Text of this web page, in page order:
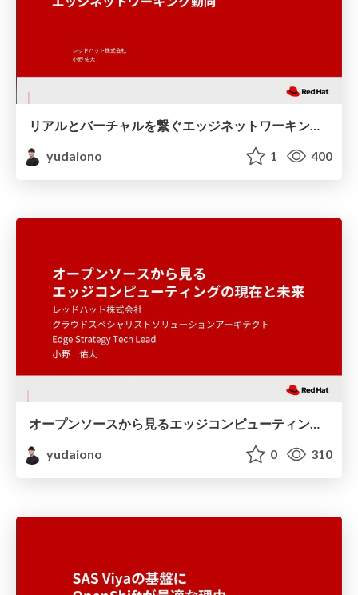
リアルとバーチャルを繋ぐエッジネットワーキング動向
yudaiono
1 400
yudaiono
0 310